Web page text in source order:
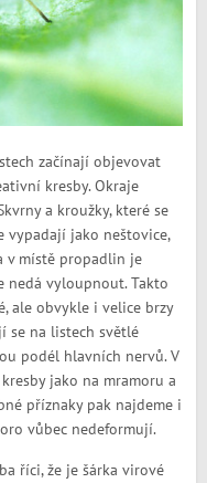
začínají objevovat
kresby. Okraje
a kroužky, které se
vypadají jako neštovice,
v místě propadlin je
nedá vyloupnout. Takto
ale obvykle i velice brzy
se na listech světlé
podél hlavních nervů. V
jako na mramoru a
příznaky pak najdeme i
vůbec nedeformují.
říci, že je šárka virové